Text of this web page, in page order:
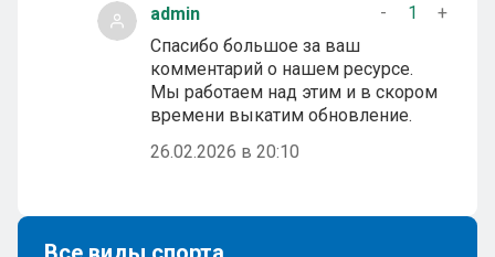
admin - 1
+
Спасибо большое за ваш
комментарий о нашем ресурсе.
Мы работаем над этим и в скором
времени выкатим обновление.
26.02.2026 в 20:10